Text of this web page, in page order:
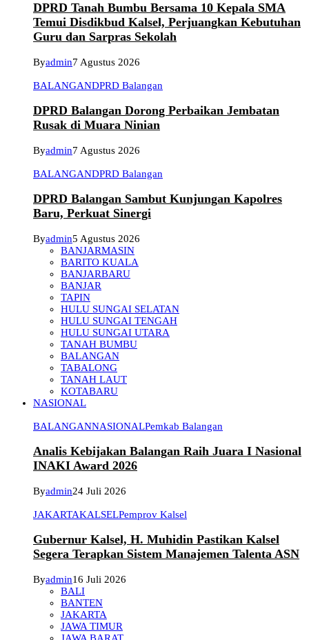
DPRD Tanah Bumbu Bersama 10 Kepala SMA
Temui Disdikbud Kalsel, Perjuangkan Kebutuhan
Guru dan Sarpras Sekolah
Byadmin7 Agustus 2026
BALANGANDPRD Balangan
DPRD Balangan Dorong Perbaikan Jembatan
Rusak di Muara Ninian
Byadmin7 Agustus 2026
BALANGANDPRD Balangan
DPRD Balangan Sambut Kunjungan Kapolres
Baru, Perkuat Sinergi
Byadmin5 Agustus 2026
BANJARMASIN
BARITO KUALA
BANJARBARU
BANJAR
TAPIN
HULU SUNGAI SELATAN
HULU SUNGAI TENGAH
HULU SUNGAI UTARA
TANAH BUMBU
BALANGAN
TABALONG
TANAH LAUT
KOTABARU
NASIONAL
BALANGANNASIONALPemkab Balangan
Analis Kebijakan Balangan Raih Juara I Nasional
INAKI Award 2026
Byadmin24 Juli 2026
JAKARTAKALSELPemprov Kalsel
Gubernur Kalsel, H. Muhidin Pastikan Kalsel
Segera Terapkan Sistem Manajemen Talenta ASN
Byadmin16 Juli 2026
BALI
BANTEN
JAKARTA
JAWA TIMUR